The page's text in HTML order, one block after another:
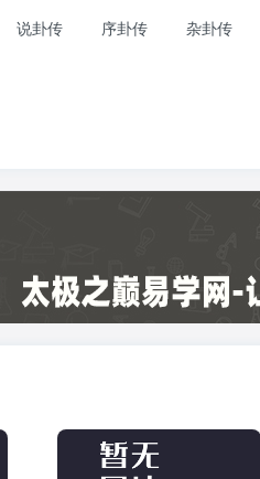
说卦传 序卦传 杂卦传